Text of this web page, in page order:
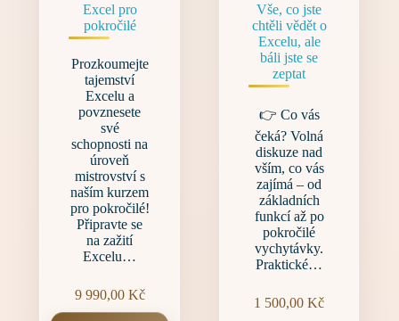
Excel pro
pokročilé
Prozkoumejte
tajemství
Excelu a
povznesete
své
schopnosti na
úroveň
mistrovství s
naším kurzem
pro pokročilé!
Připravte se
na zažití
Excelu…
9 990,00 Kč
Vše, co jste
chtěli vědět o
Excelu, ale
báli jste se
zeptat
👉 Co vás
čeká? Volná
diskuze nad
vším, co vás
zajímá – od
základních
funkcí až po
pokročilé
vychytávky.
Praktické…
1 500,00Kč